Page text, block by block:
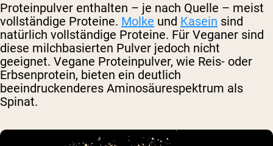
Proteinpulver enthalten – je nach Quelle – meist
vollständige Proteine. Molke und Kasein sind
natürlich vollständige Proteine. Für Veganer sind
diese milchbasierten Pulver jedoch nicht
geeignet. Vegane Proteinpulver, wie Reis- oder
Erbsenprotein, bieten ein deutlich
beeindruckenderes Aminosäurespektrum als
Spinat.